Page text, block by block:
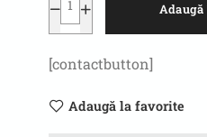
Adaugă
[contactbutton]
Adaugă la favorite